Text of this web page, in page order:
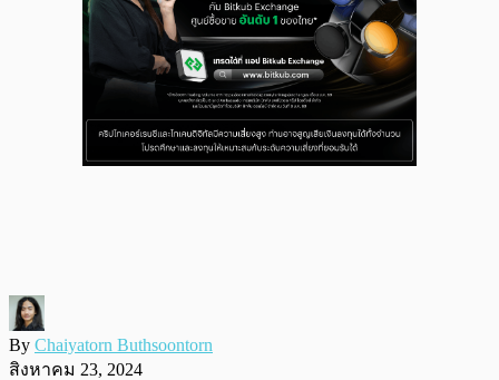
By Chaiyatorn Buthsoontorn
สิงหาคม 23, 2024